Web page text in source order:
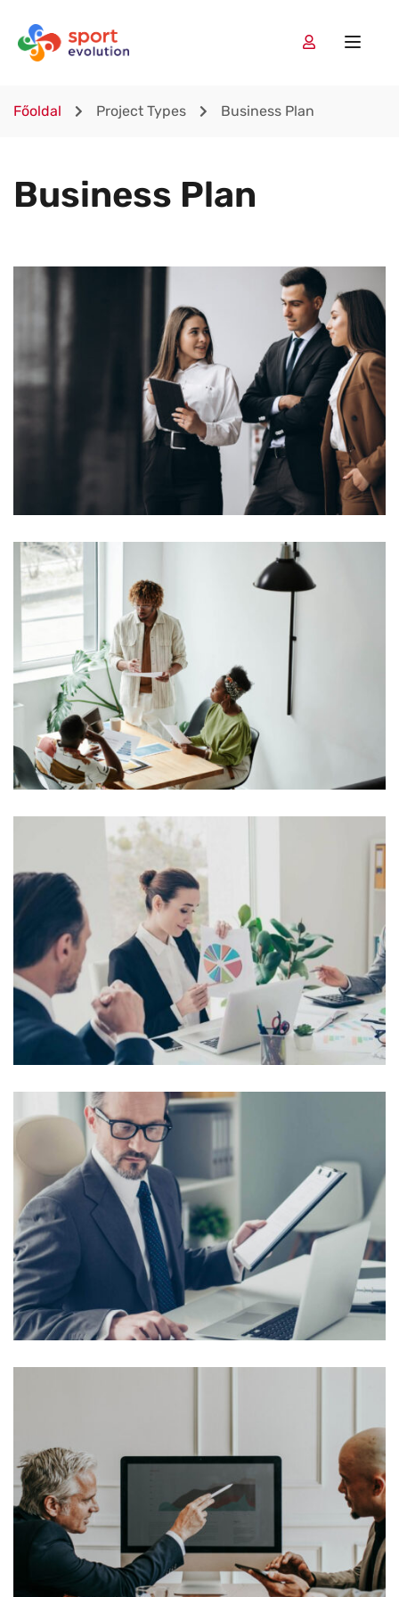
Főoldal Project Types Business Plan
Business Plan
Lorem Ipsum is simply dummy text of the printing and
typesetting industry. Lorem Ipsum...
Lorem Ipsum is simply dummy text of the printing and
typesetting industry. Lorem Ipsum...
View More
Lorem Ipsum is simply dummy text of the printing and
typesetting industry. Lorem Ipsum...
View More
Lorem Ipsum is simply dummy text of the printing and
typesetting industry. Lorem Ipsum...
View More
Lorem Ipsum is simply dummy text of the printing and
typesetting industry. Lorem Ipsum...
View More